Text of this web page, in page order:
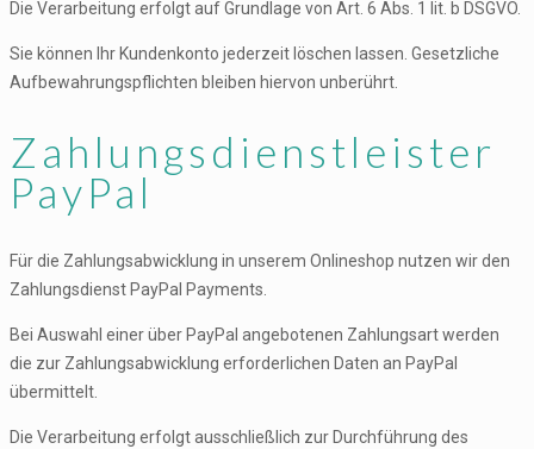
Die Verarbeitung erfolgt auf Grundlage von Art. 6 Abs. 1 lit. b DSGVO.
Sie können Ihr Kundenkonto jederzeit löschen lassen. Gesetzliche
Aufbewahrungspflichten bleiben hiervon unberührt.
Zahlungsdienstleister
PayPal
Für die Zahlungsabwicklung in unserem Onlineshop nutzen wir den
Zahlungsdienst PayPal Payments.
Bei Auswahl einer über PayPal angebotenen Zahlungsart werden
die zur Zahlungsabwicklung erforderlichen Daten an PayPal
übermittelt.
Die Verarbeitung erfolgt ausschließlich zur Durchführung des